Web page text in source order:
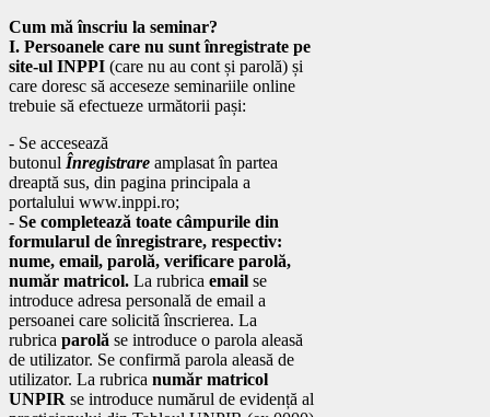
Cum mă înscriu la seminar?
I. Persoanele care nu sunt înregistrate pe
site-ul INPPI (care nu au cont și parolă) și
care doresc să acceseze seminariile online
trebuie să efectueze următorii pași:
- Se accesează
butonul Înregistrare amplasat în partea
dreaptă sus, din pagina principala a
portalului www.inppi.ro;
- Se completează toate câmpurile din
formularul de înregistrare, respectiv:
nume, email, parolă, verificare parolă,
număr matricol. La rubrica email se
introduce adresa personală de email a
persoanei care solicită înscrierea. La
rubrica parolă se introduce o parola aleasă
de utilizator. Se confirmă parola aleasă de
utilizator. La rubrica număr matricol
UNPIR se introduce numărul de evidență al